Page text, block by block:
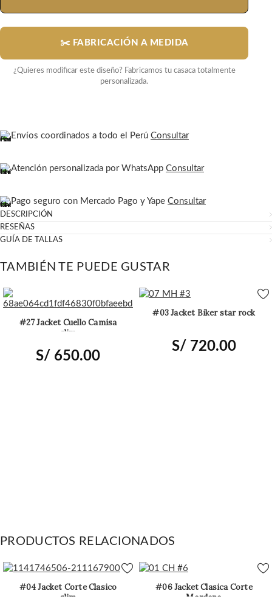
✂️ FABRICACIÓN A MEDIDA
¿Quieres modificar este diseño? Fabricamos tu casaca totalmente
personalizada.
Envíos coordinados a todo el Perú Consultar
Atención personalizada por WhatsApp Consultar
Pago seguro con Mercado Pago y Yape Consultar
DESCRIPCIÓN
RESEÑAS
GUÍA DE TALLAS
TAMBIÉN TE PUEDE GUSTAR
#27 Jacket Cuello Camisa
slim
S/ 650.00
#03 Jacket Biker star rock
S/ 720.00
PRODUCTOS RELACIONADOS
#04 Jacket Corte Clasico
slim
#06 Jacket Clasica Corte
Mordeno